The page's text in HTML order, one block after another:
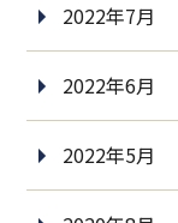
2022年7月
2022年6月
2022年5月